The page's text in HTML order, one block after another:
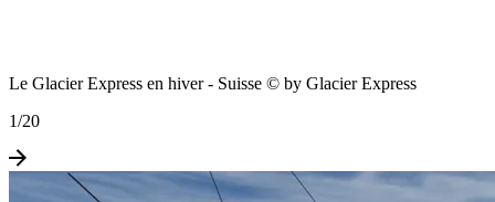
Le Glacier Express en hiver - Suisse © by Glacier Express
1/20